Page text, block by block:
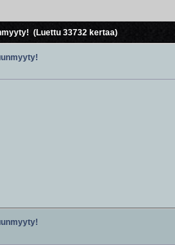
(Luettu 33732 kertaa)